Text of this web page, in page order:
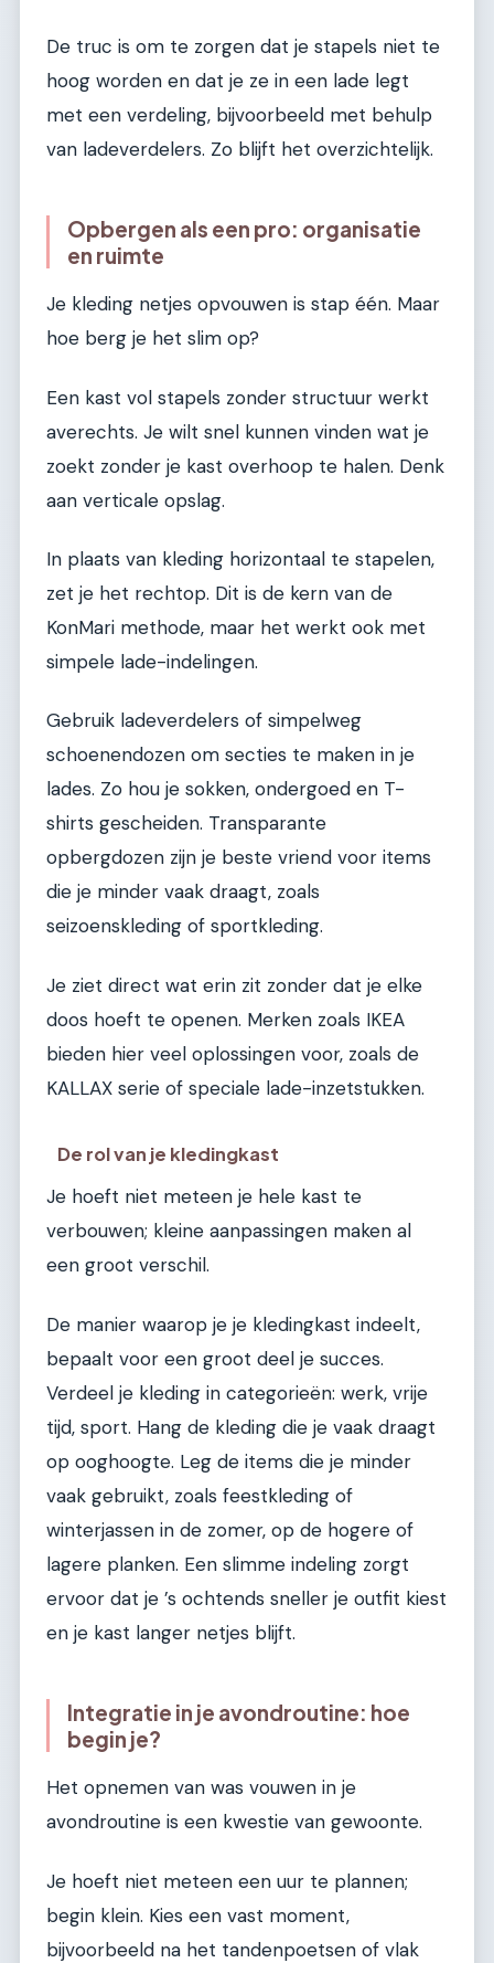
De truc is om te zorgen dat je stapels niet te
hoog worden en dat je ze in een lade legt
met een verdeling, bijvoorbeeld met behulp
van ladeverdelers. Zo blijft het overzichtelijk.
Opbergen als een pro: organisatie
en ruimte
Je kleding netjes opvouwen is stap één. Maar
hoe berg je het slim op?
Een kast vol stapels zonder structuur werkt
averechts. Je wilt snel kunnen vinden wat je
zoekt zonder je kast overhoop te halen. Denk
aan verticale opslag.
In plaats van kleding horizontaal te stapelen,
zet je het rechtop. Dit is de kern van de
KonMari methode, maar het werkt ook met
simpele lade-indelingen.
Gebruik ladeverdelers of simpelweg
schoenendozen om secties te maken in je
lades. Zo hou je sokken, ondergoed en T-
shirts gescheiden. Transparante
opbergdozen zijn je beste vriend voor items
die je minder vaak draagt, zoals
seizoenskleding of sportkleding.
Je ziet direct wat erin zit zonder dat je elke
doos hoeft te openen. Merken zoals IKEA
bieden hier veel oplossingen voor, zoals de
KALLAX serie of speciale lade-inzetstukken.
De rol van je kledingkast
Je hoeft niet meteen je hele kast te
verbouwen; kleine aanpassingen maken al
een groot verschil.
De manier waarop je je kledingkast indeelt,
bepaalt voor een groot deel je succes.
Verdeel je kleding in categorieën: werk, vrije
tijd, sport. Hang de kleding die je vaak draagt
op ooghoogte. Leg de items die je minder
vaak gebruikt, zoals feestkleding of
winterjassen in de zomer, op de hogere of
lagere planken. Een slimme indeling zorgt
ervoor dat je ’s ochtends sneller je outfit kiest
en je kast langer netjes blijft.
Integratie in je avondroutine: hoe
begin je?
Het opnemen van was vouwen in je
avondroutine is een kwestie van gewoonte.
Je hoeft niet meteen een uur te plannen;
begin klein. Kies een vast moment,
bijvoorbeeld na het tandenpoetsen of vlak